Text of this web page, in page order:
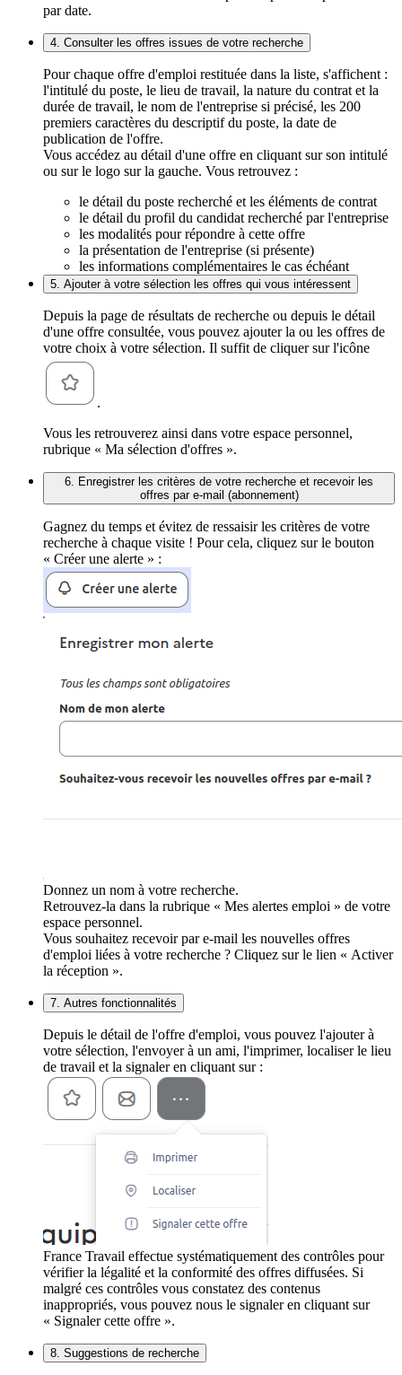
par date.
4. Consulter les offres issues de votre recherche
Pour chaque offre d'emploi restituée dans la liste, s'affichent :
l'intitulé du poste, le lieu de travail, la nature du contrat et la
durée de travail, le nom de l'entreprise si précisé, les 200
premiers caractères du descriptif du poste, la date de
publication de l'offre.
Vous accédez au détail d'une offre en cliquant sur son intitulé
ou sur le logo sur la gauche. Vous retrouvez :
le détail du poste recherché et les éléments de contrat
le détail du profil du candidat recherché par l'entreprise
les modalités pour répondre à cette offre
la présentation de l'entreprise (si présente)
les informations complémentaires le cas échéant
5. Ajouter à votre sélection les offres qui vous intéressent
Depuis la page de résultats de recherche ou depuis le détail
d'une offre consultée, vous pouvez ajouter la ou les offres de
votre choix à votre sélection. Il suffit de cliquer sur l'icône
.
Vous les retrouverez ainsi dans votre espace personnel,
rubrique « Ma sélection d'offres ».
6. Enregistrer les critères de votre recherche et recevoir les
offres par e-mail (abonnement)
Gagnez du temps et évitez de ressaisir les critères de votre
recherche à chaque visite ! Pour cela, cliquez sur le bouton
« Créer une alerte » :
Donnez un nom à votre recherche.
Retrouvez-la dans la rubrique « Mes alertes emploi » de votre
espace personnel.
Vous souhaitez recevoir par e-mail les nouvelles offres
d'emploi liées à votre recherche ? Cliquez sur le lien « Activer
la réception ».
7. Autres fonctionnalités
Depuis le détail de l'offre d'emploi, vous pouvez l'ajouter à
votre sélection, l'envoyer à un ami, l'imprimer, localiser le lieu
de travail et la signaler en cliquant sur :
France Travail effectue systématiquement des contrôles pour
vérifier la légalité et la conformité des offres diffusées. Si
malgré ces contrôles vous constatez des contenus
inappropriés, vous pouvez nous le signaler en cliquant sur
« Signaler cette offre ».
8. Suggestions de recherche